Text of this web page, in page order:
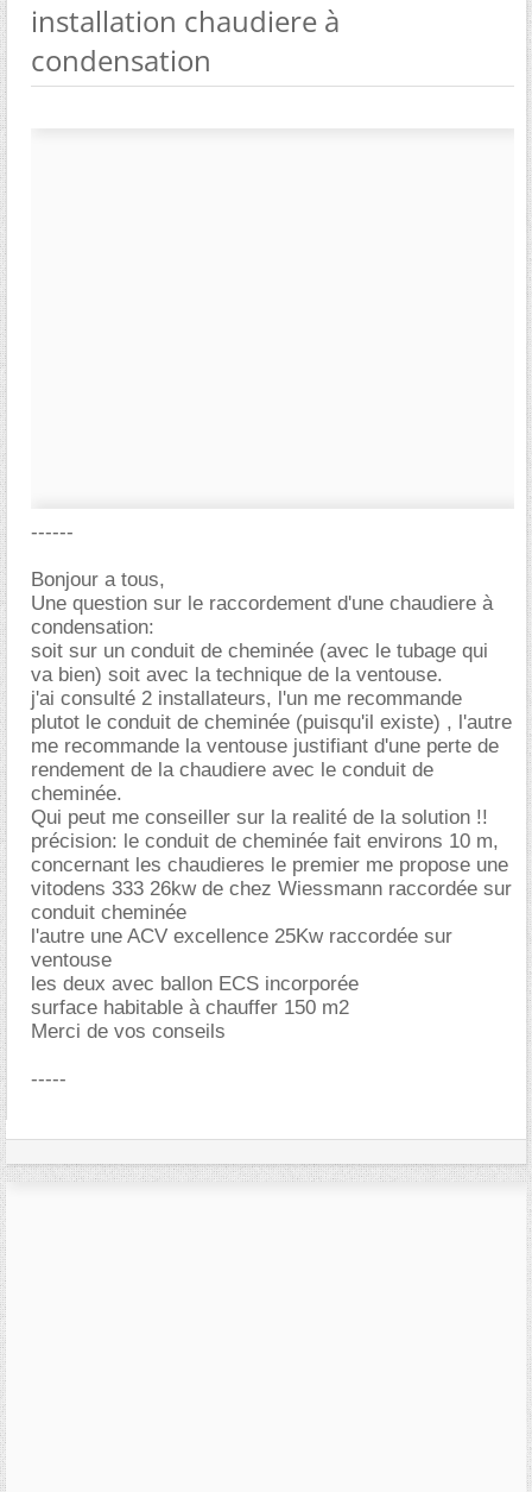
installation chaudiere à
condensation
------
Bonjour a tous,
Une question sur le raccordement d'une chaudiere à
condensation:
soit sur un conduit de cheminée (avec le tubage qui
va bien) soit avec la technique de la ventouse.
j'ai consulté 2 installateurs, l'un me recommande
plutot le conduit de cheminée (puisqu'il existe) , l'autre
me recommande la ventouse justifiant d'une perte de
rendement de la chaudiere avec le conduit de
cheminée.
Qui peut me conseiller sur la realité de la solution !!
précision: le conduit de cheminée fait environs 10 m,
concernant les chaudieres le premier me propose une
vitodens 333 26kw de chez Wiessmann raccordée sur
conduit cheminée
l'autre une ACV excellence 25Kw raccordée sur
ventouse
les deux avec ballon ECS incorporée
surface habitable à chauffer 150 m2
Merci de vos conseils
-----